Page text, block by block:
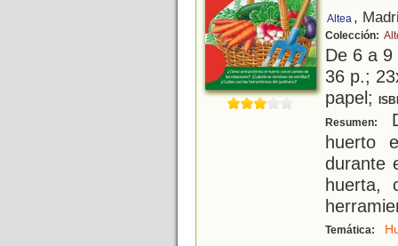
Altea ,
Colección:
De 6 a
36 p.;
papel;
Resumen:
huerto
durante
huerta,
Temática: